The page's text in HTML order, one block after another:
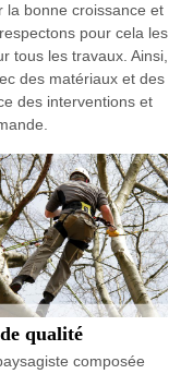
la bonne croissance et
pour cela les
tous les travaux. Ainsi,
des matériaux et des
des interventions et
qualité
composée